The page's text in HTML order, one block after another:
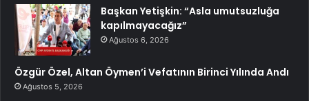
Başkan Yetişkin: “Asla umutsuzluğa
kapılmayacağız”
Ağustos 6, 2026
Özgür Özel, Altan Öymen’i Vefatının Birinci Yılında Andı
Ağustos 5, 2026